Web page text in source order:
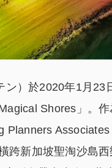
）於2020年1月23
Shores」。
Planners Associates
跨新加坡聖淘沙島